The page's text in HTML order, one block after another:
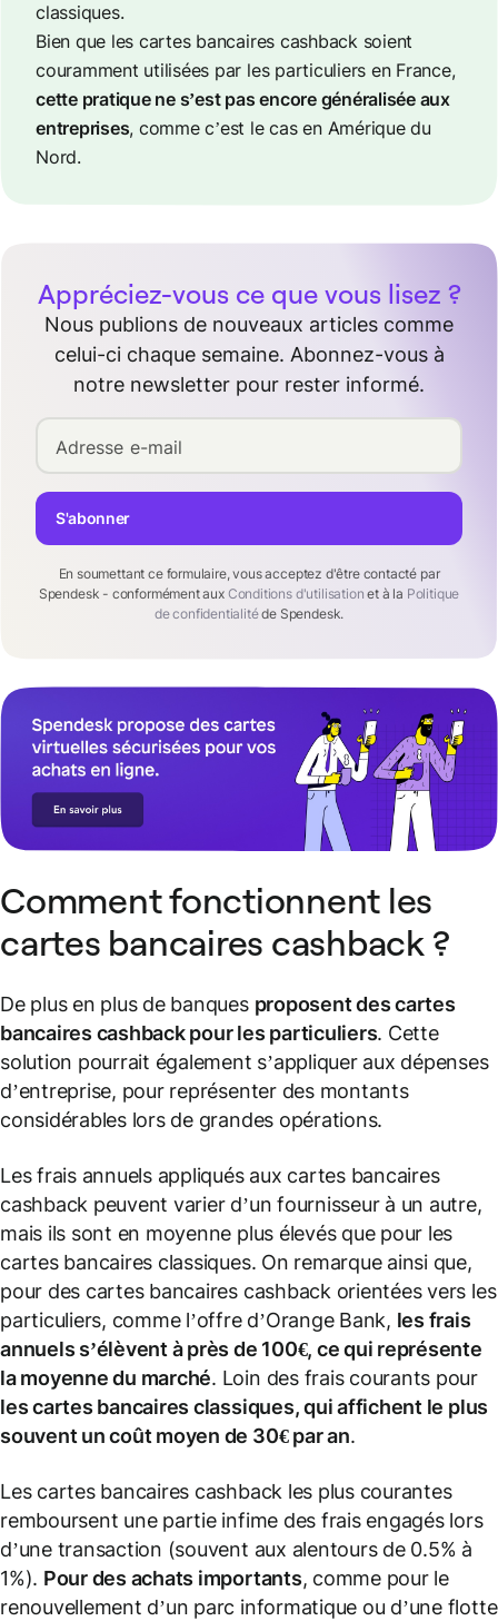
classiques.
Bien que les cartes bancaires cashback soient
couramment utilisées par les particuliers en France,
cette pratique ne s’est pas encore généralisée aux
entreprises, comme c’est le cas en Amérique du
Nord.
Appréciez-vous ce que vous lisez ?
Nous publions de nouveaux articles comme
celui-ci chaque semaine. Abonnez-vous à
notre newsletter pour rester informé.
Adresse e-mail
En soumettant ce formulaire, vous acceptez d'être contacté par
Spendesk - conformément aux Conditions d'utilisation et à la Politique
de confidentialitéde Spendesk.
S'abonner
Comment fonctionnent les
cartes bancaires cashback ?
De plus en plus de banques proposent des cartes
bancaires cashback pour les particuliers. Cette
solution pourrait également s’appliquer aux dépenses
d’entreprise, pour représenter des montants
considérables lors de grandes opérations.
Les frais annuels appliqués aux cartes bancaires
cashback peuvent varier d’un fournisseur à un autre,
mais ils sont en moyenne plus élevés que pour les
cartes bancaires classiques. On remarque ainsi que,
pour des cartes bancaires cashback orientées vers les
particuliers, comme l’offre d’Orange Bank, les frais
annuels s’élèvent à près de 100€, ce qui représente
la moyenne du marché. Loin des frais courants pour
les cartes bancaires classiques, qui affichent le plus
souvent un coût moyen de 30€ par an.
Les cartes bancaires cashback les plus courantes
remboursent une partie infime des frais engagés lors
d’une transaction (souvent aux alentours de 0.5% à
1%). Pour des achats importants, comme pour le
renouvellement d’un parc informatique ou d’une flotte